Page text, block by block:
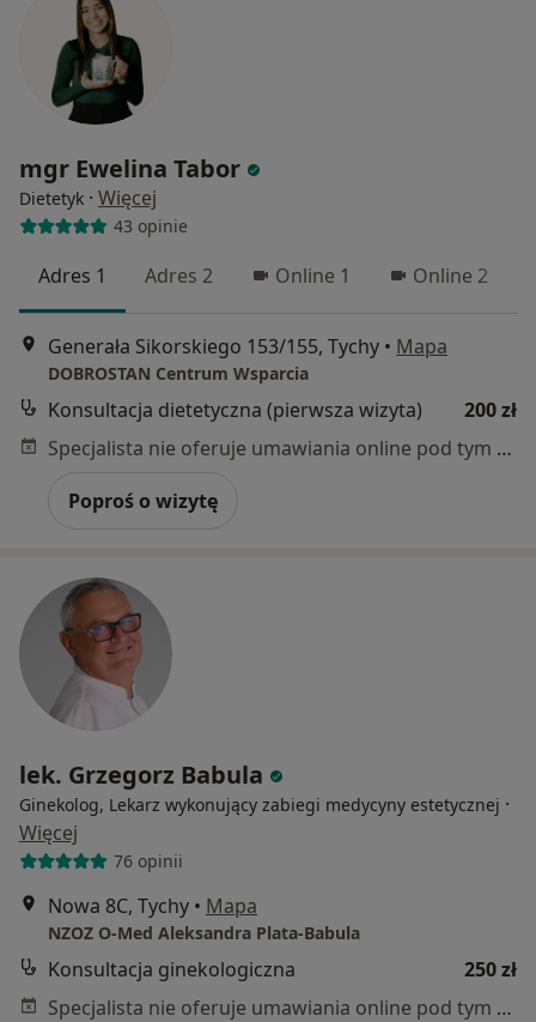
mgr Ewelina Tabor
Dietetyk · Więcej
43 opinie
Adres 1 Adres 2 Online 1 Online 2
Generała Sikorskiego 153/155, Tychy • Mapa
DOBROSTAN Centrum Wsparcia
Konsultacja dietetyczna (pierwsza wizyta)
200 zł
Specjalista nie oferuje umawiania online pod tym adresem.
Poproś o wizytę
lek. Grzegorz Babula
Ginekolog, Lekarz wykonujący zabiegi medycyny estetycznej ·
Więcej
76 opinii
Nowa 8C, Tychy • Mapa
NZOZ O-Med Aleksandra Plata-Babula
Konsultacja ginekologiczna
250 zł
Specjalista nie oferuje umawiania online pod tym adresem.